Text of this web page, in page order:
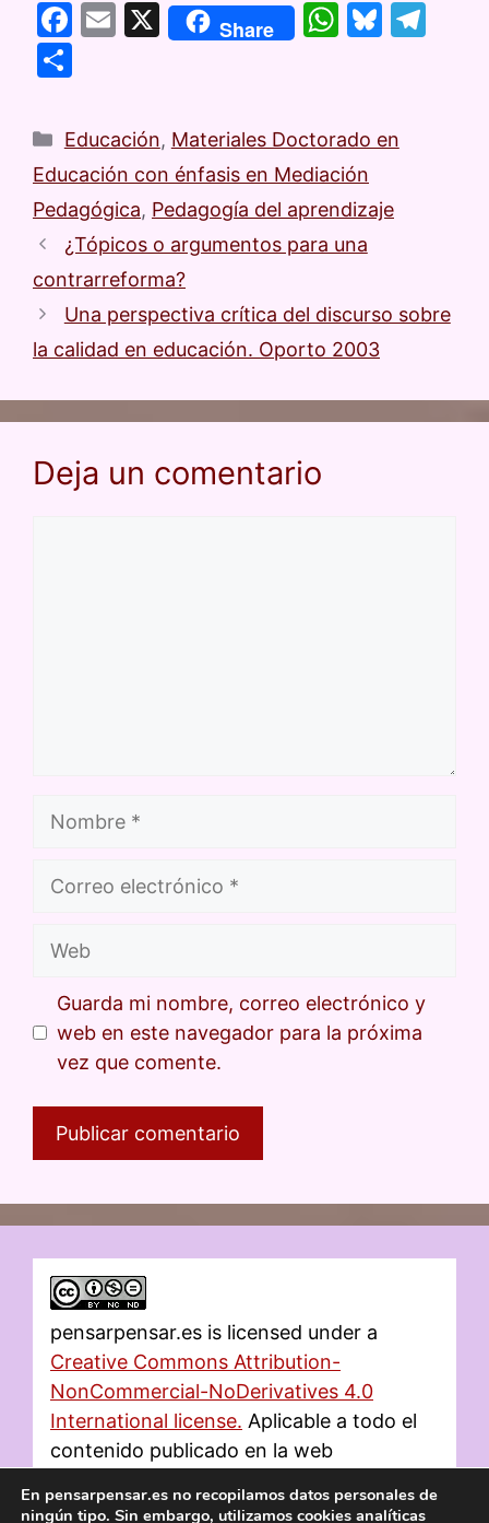
F
e
b
o
o
k
E
l
X Share
W
s
A
p
p
Bl
s
k
y
m
p
ar
tir
Educación, Materiales Doctorado en
Educación con énfasis en Mediación
Pedagógica, Pedagogía del aprendizaje
¿Tópicos o argumentos para una
contrarreforma?
Una perspectiva crítica del discurso sobre
la calidad en educación. Oporto 2003
Deja un comentario
Guarda mi nombre, correo electrónico y
web en este navegador para la próxima
vez que comente.
pensarpensar.es is licensed under a
Creative Commons Attribution-
NonCommercial-NoDerivatives 4.0
International license. Aplicable a todo el
contenido publicado en la web
En pensarpensar.es no recopilamos datos personales de
ningún tipo. Sin embargo, utilizamos cookies analíticas